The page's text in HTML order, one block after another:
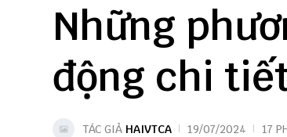
Những
động chi
TÁC GIẢ HAIVTCA 19/07/2024 17